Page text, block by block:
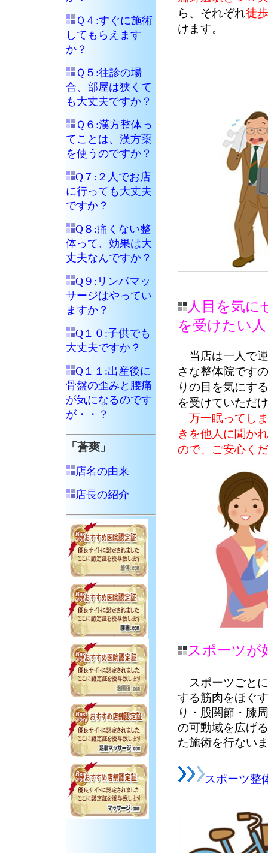
Ｑ４:すぐに施術
してもらえます
か？
Ｑ５:往診の場
合、部屋は狭くて
も大丈夫ですか？
Ｑ６:漢方整体っ
てことは、漢方薬
を使うのですか？
Q７:２人でお店
に行っても大丈夫
ですか？
Q８:痛くない整
体って、効果は大
丈夫なんですか？
Q９:リンパマッ
サージはやってい
ますか？
Q１０:子供でも
大丈夫ですか？
Q１１:出産後に
骨盤の歪みと腰痛
が気になるのです
が・・？
「蒼爽」
店名の由来
店長の紹介
ら、それぞれ徒
けます。
人目を気に
を受けたい人
当店は一人で
さな整体院です
りの目を気にす
を受けていただ
万一眠ってし
きを他人に聞か
ので、ご安心く
スポーツが
スポーツごと
する筋肉をほぐ
り・股関節・膝
の可動域を広げ
た施術を行ない
スポーツ整